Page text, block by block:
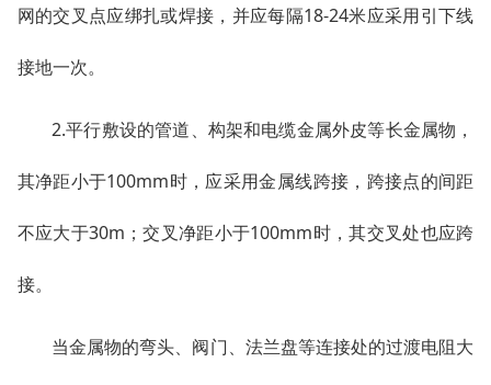
网的交叉点应绑扎或焊接，并应每隔18-24米应采用引下线
接地一次。
2.平行敷设的管道、构架和电缆金属外皮等长金属物，
其净距小于100mm时，应采用金属线跨接，跨接点的间距
不应大于30m；交叉净距小于100mm时，其交叉处也应跨
接。
当金属物的弯头、阀门、法兰盘等连接处的过渡电阻大